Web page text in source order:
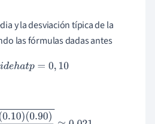
y la desviación típica de la
las fórmulas dadas antes
widehatp=0 ,10
0.10)(0.90)200 0.021.